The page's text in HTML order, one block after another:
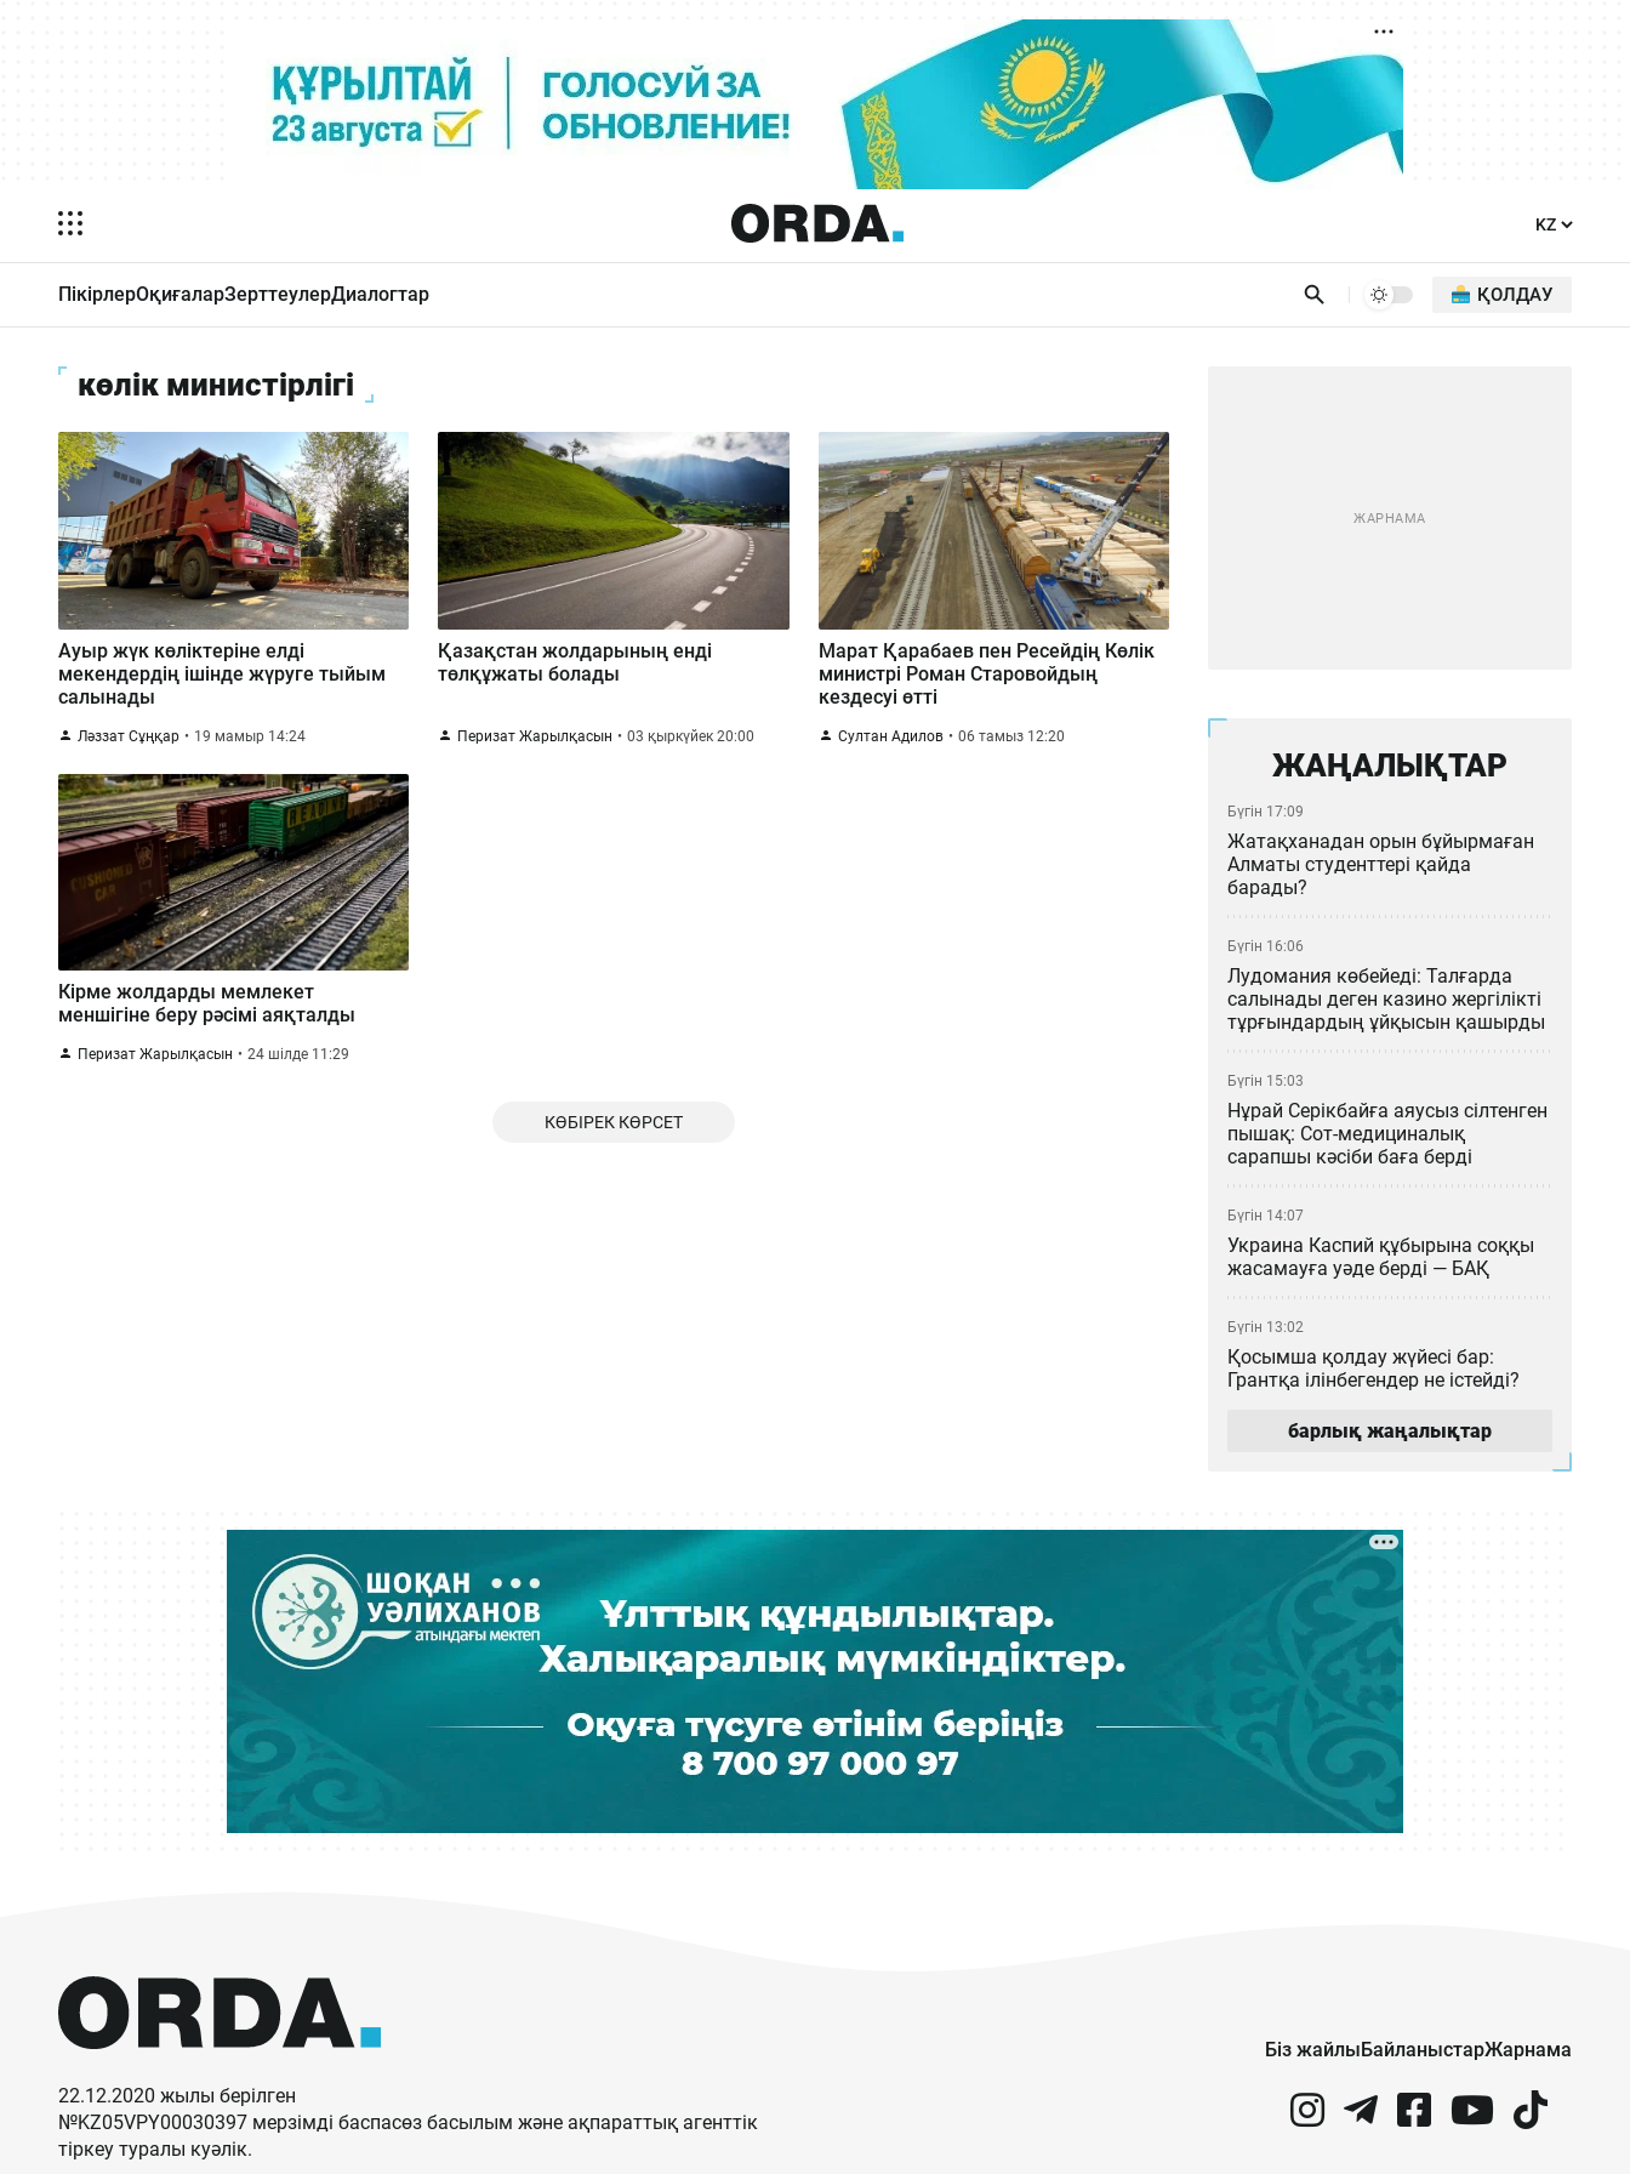
ПікірлерОқиғаларЗерттеулерДиалогтар ҚОЛДАУ
көлік министірлігі
Ауыр жүк көліктеріне елді
мекендердің ішінде жүруге тыйым
салынады
Ләззат Сұңқар 19 мамыр 14:24
Қазақстан жолдарының енді
төлқұжаты болады
Перизат Жарылқасын 03 қыркүйек 20:00
Марат Қарабаев пен Ресейдің Көлік
министрі Роман Старовойдың
кездесуі өтті
Султан Адилов 06 тамыз 12:20
Кірме жолдарды мемлекет
меншігіне беру рәсімі аяқталды
Перизат Жарылқасын 24 шілде 11:29
КӨБІРЕК КӨРСЕТ
ЖАҢАЛЫҚТАР
Бүгін 17:09
Жатақханадан орын бұйырмаған
Алматы студенттері қайда
барады?
Бүгін 16:06
Лудомания көбейеді: Талғарда
салынады деген казино жергілікті
тұрғындардың ұйқысын қашырды
Бүгін 15:03
Нұрай Серікбайға аяусыз сілтенген
пышақ: Сот-медициналық
сарапшы кәсіби баға берді
Бүгін 14:07
Украина Каспий құбырына соққы
жасамауға уәде берді — БАҚ
Бүгін 13:02
Қосымша қолдау жүйесі бар:
Грантқа ілінбегендер не істейді?
Бүгін 12:04
жоқ
Астана – Арқалық бағытында
Starlink спутниктік интернеті бар
жаңа пойыз қатынайды
Бүгін 10:05
Қайрат Сатыбалдының жыр
болған «Байсат» базары ақыры
қаржыландырылмай, ойыншылар
барлық жаңалықтар
22.12.2020 жылы берілген
№KZ05VPY00030397 мерзімді баспасөз басылым және ақпараттық агенттік
тіркеу туралы куәлік.
Біз жайлыБайланыстарЖарнама